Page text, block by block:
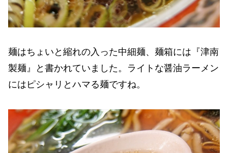
麺はちょいと縮れの入った中細麺、麺箱には『津南
製麺』と書かれていました。ライトな醤油ラーメン
にはピシャリとハマる麺ですね。